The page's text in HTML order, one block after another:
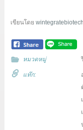
เขียนโดย wintegratebiotech
หมวดหมู่
แท๊ก: